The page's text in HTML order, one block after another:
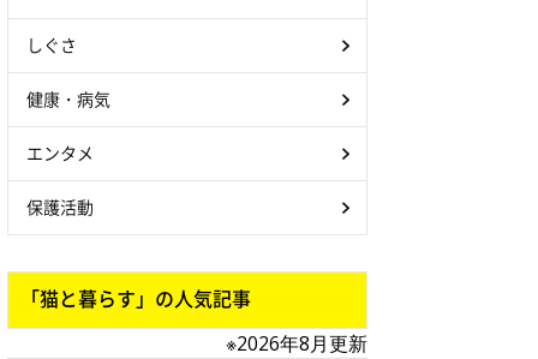
しぐさ
健康・病気
エンタメ
保護活動
「猫と暮らす」の人気記事
※2026年8月更新